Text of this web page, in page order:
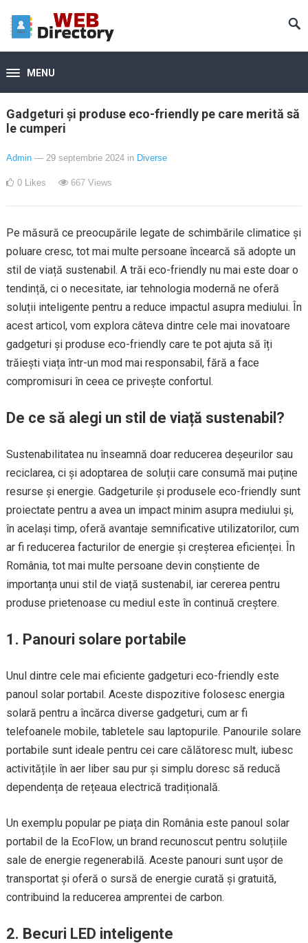
MENU
Gadgeturi și produse eco-friendly pe care merită să
le cumperi
Admin — 29 septembrie 2024 in Diverse
0 Likes 667Views
Pe măsură ce preocupările legate de schimbările climatice și
poluare cresc, tot mai multe persoane încearcă să adopte un
stil de viață sustenabil. A trăi eco-friendly nu mai este doar o
tendință, ci o necesitate, iar tehnologia modernă ne oferă
soluții inteligente pentru a reduce impactul asupra mediului. În
acest articol, vom explora câteva dintre cele mai inovatoare
gadgeturi și produse eco-friendly care te pot ajuta să îți
trăiești viața într-un mod mai responsabil, fără a face
compromisuri în ceea ce privește confortul.
De ce să alegi un stil de viață sustenabil?
Sustenabilitatea nu înseamnă doar reducerea deșeurilor sau
reciclarea, ci și adoptarea de soluții care consumă mai puține
resurse și energie. Gadgeturile și produsele eco-friendly sunt
proiectate pentru a avea un impact minim asupra mediului și,
în același timp, oferă avantaje semnificative utilizatorilor, cum
ar fi reducerea facturilor de energie și creșterea eficienței. În
România, tot mai multe persoane devin conștiente de
importanța unui stil de viață sustenabil, iar cererea pentru
produse prietenoase cu mediul este în continuă creștere.
1. Panouri solare portabile
Unul dintre cele mai eficiente gadgeturi eco-friendly este
panoul solar portabil. Aceste dispozitive folosesc energia
solară pentru a încărca diverse gadgeturi, cum ar fi
telefoanele mobile, tabletele sau laptopurile. Panourile solare
portabile sunt ideale pentru cei care călătoresc mult, iubesc
activitățile în aer liber sau pur și simplu doresc să reducă
dependența de rețeaua electrică tradițională.
Un exemplu popular pe piața din România este panoul solar
portabil de la EcoFlow, un brand recunoscut pentru soluțiile
sale de energie regenerabilă. Aceste panouri sunt ușor de
transportat și oferă o sursă de energie curată și gratuită,
contribuind la reducerea amprentei de carbon.
2. Becuri LED inteligente